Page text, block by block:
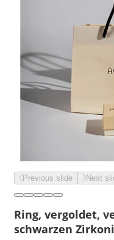
Previous slide Next
Ring, vergoldet,
schwarzen